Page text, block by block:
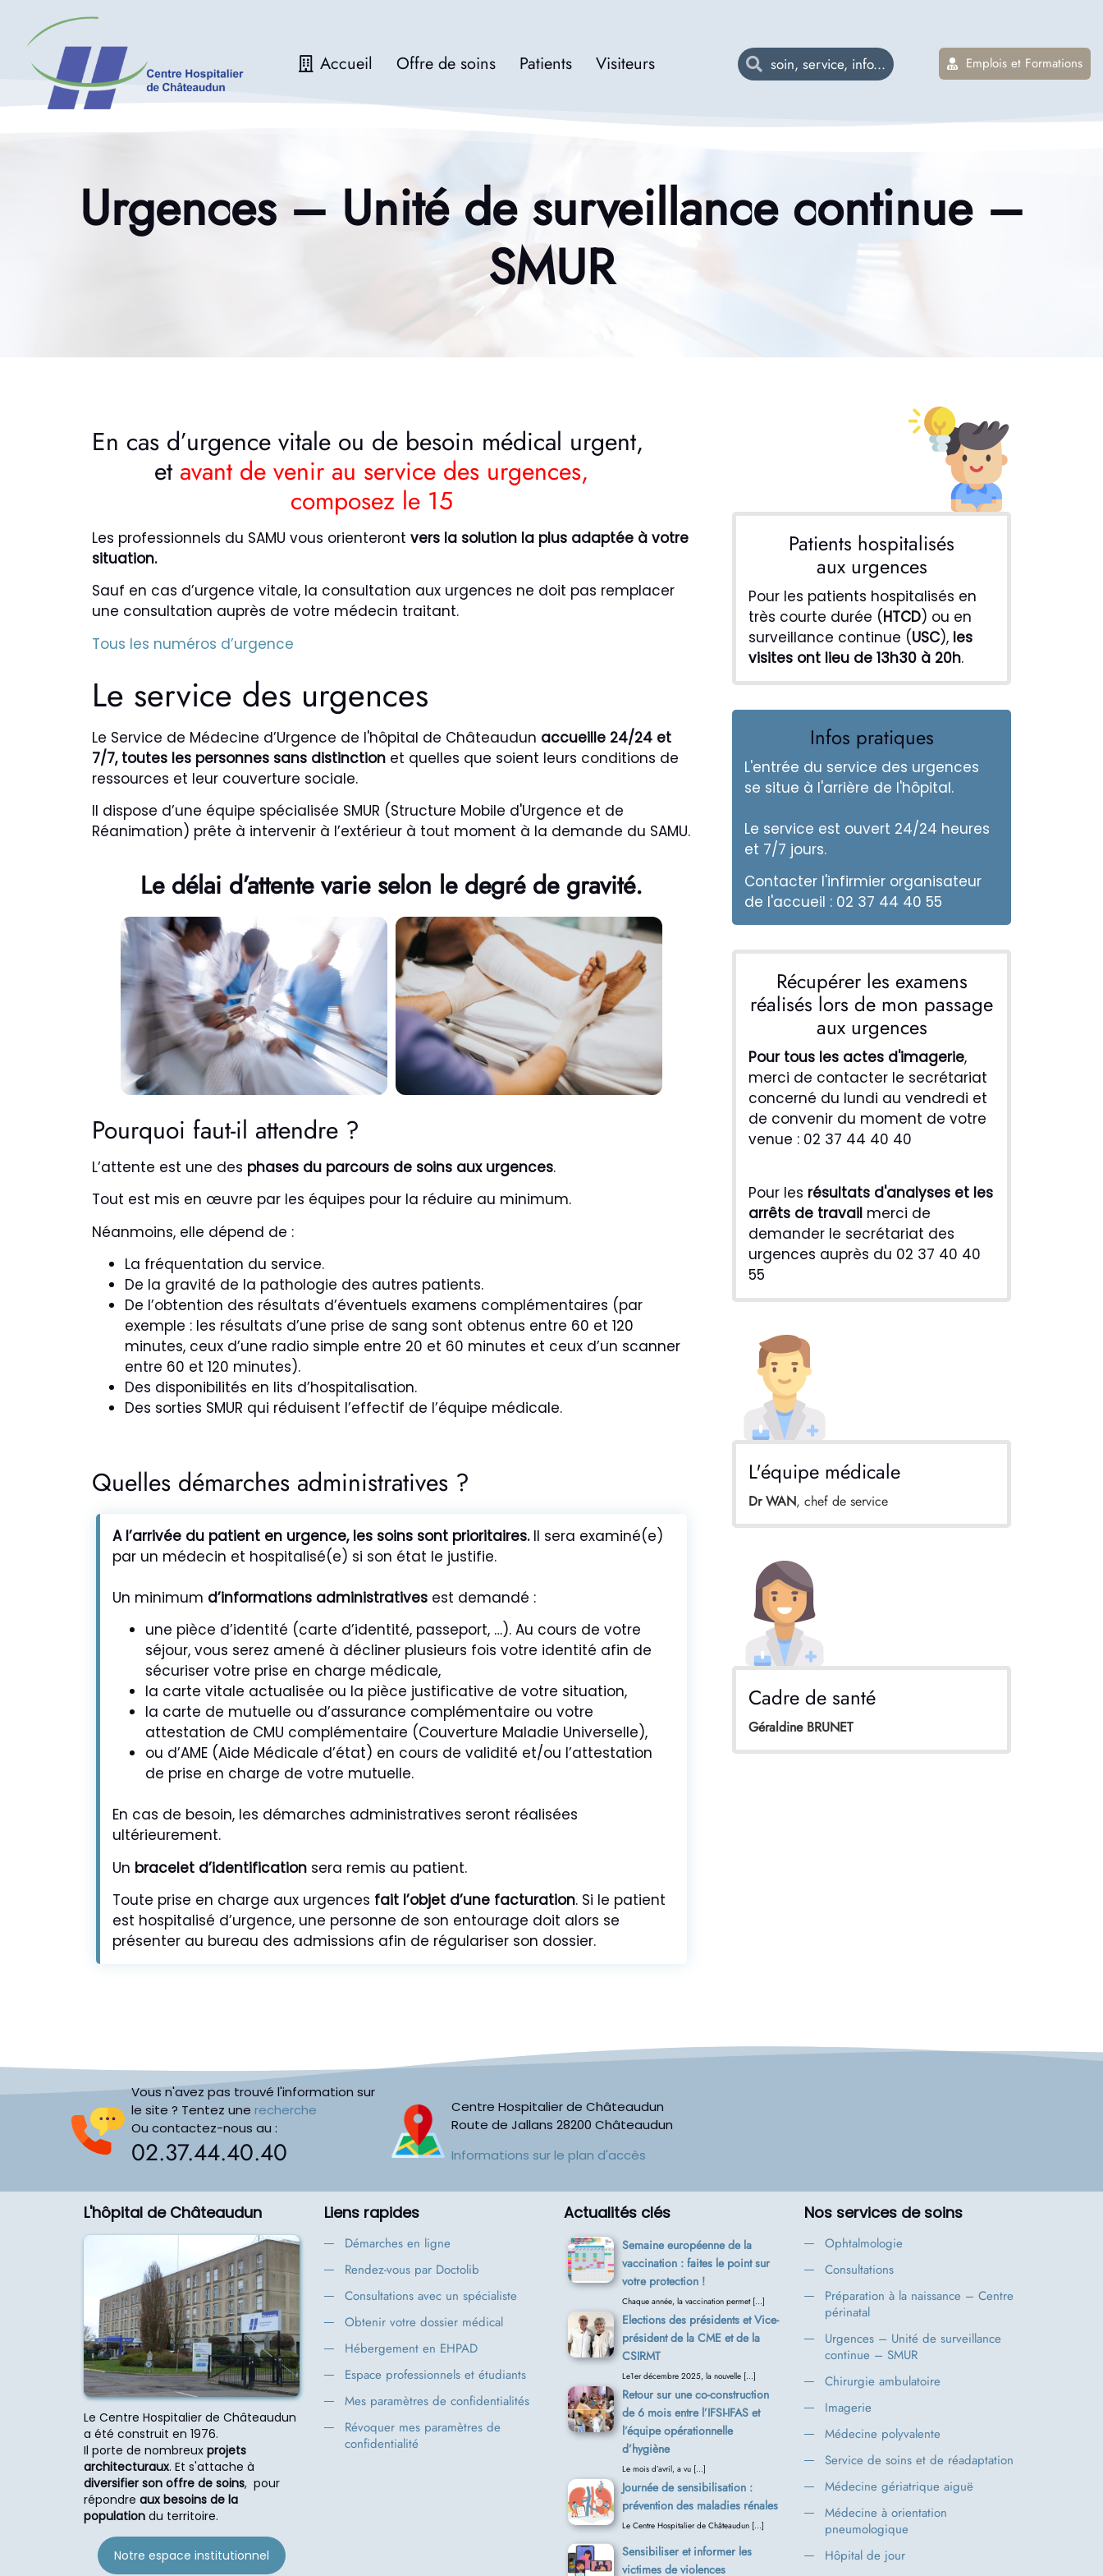
Accueil Offre de soins Patients Visiteurs Emplois et Formations
Urgences – Unité de surveillance continue –
SMUR
En cas d’urgence vitale ou de besoin médical urgent,
et avant de venir au service des urgences,
composez le 15
Les professionnels du SAMU vous orienteront vers la solution la plus adaptée à votre
situation.
Sauf en cas d’urgence vitale, la consultation aux urgences ne doit pas remplacer
une consultation auprès de votre médecin traitant.
Tous les numéros d’urgence
Le service des urgences
Le Service de Médecine d’Urgence de l'hôpital de Châteaudun accueille 24/24 et
7/7, toutes les personnes sans distinction et quelles que soient leurs conditions de
ressources et leur couverture sociale.
Il dispose d’une équipe spécialisée SMUR (Structure Mobile d'Urgence et de
Réanimation) prête à intervenir à l’extérieur à tout moment à la demande du SAMU.
Le délai d’attente varie selon le degré de gravité.
Pourquoi faut-il attendre ?
L’attente est une des phases du parcours de soins aux urgences.
Tout est mis en œuvre par les équipes pour la réduire au minimum.
Néanmoins, elle dépend de :
La fréquentation du service.
De la gravité de la pathologie des autres patients.
De l’obtention des résultats d’éventuels examens complémentaires (par
exemple : les résultats d’une prise de sang sont obtenus entre 60 et 120
minutes, ceux d’une radio simple entre 20 et 60 minutes et ceux d’un scanner
entre 60 et 120 minutes).
Des disponibilités en lits d’hospitalisation.
Des sorties SMUR qui réduisent l’effectif de l’équipe médicale.
Quelles démarches administratives ?
A l’arrivée du patient en urgence, les soins sont prioritaires.Il sera examiné(e)
par un médecin et hospitalisé(e) si son état le justifie.
Un minimum d’informations administratives est demandé :
une pièce d’identité (carte d’identité, passeport, …). Au cours de votre
séjour, vous serez amené à décliner plusieurs fois votre identité afin de
sécuriser votre prise en charge médicale,
la carte vitale actualisée ou la pièce justificative de votre situation,
la carte de mutuelle ou d’assurance complémentaire ou votre
attestation de CMU complémentaire (Couverture Maladie Universelle),
ou d’AME (Aide Médicale d’état) en cours de validité et/ou l’attestation
de prise en charge de votre mutuelle.
En cas de besoin, les démarches administratives seront réalisées
ultérieurement.
Un bracelet d’identification sera remis au patient.
Toute prise en charge aux urgences fait l’objet d’une facturation. Si le patient
est hospitalisé d’urgence, une personne de son entourage doit alors se
présenter au bureau des admissions afin de régulariser son dossier.
Patients hospitalisés
aux urgences
Pour les patients hospitalisés en
très courte durée (HTCD) ou en
surveillance continue (USC), les
visites ont lieu de 13h30 à 20h.
Infos pratiques
L'entrée du service des urgences
se situe à l'arrière de l'hôpital.
Le service est ouvert 24/24 heures
et 7/7 jours.
Contacter l'infirmier organisateur
de l'accueil : 02 37 44 40 55
Récupérer les examens
réalisés lors de mon passage
aux urgences
Pour tous les actes d'imagerie,
merci de contacter le secrétariat
concerné du lundi au vendredi et
de convenir du moment de votre
venue : 02 37 44 40 40
Pour les résultats d'analyses et les
arrêts de travail merci de
demander le secrétariat des
urgences auprès du 02 37 40 40
55
L'équipe médicale
Dr WAN, chef de service
Cadre de santé
Géraldine BRUNET
Vous n'avez pas trouvé l'information sur
le site ? Tentez une recherche
Ou contactez-nous au :
02.37.44.40.40
Centre Hospitalier de Châteaudun
Route de Jallans 28200 Châteaudun
Informations sur le plan d'accès
L'hôpital de Châteaudun
Le Centre Hospitalier de Châteaudun
a été construit en 1976.
Il porte de nombreux projets
architecturaux. Et s'attache à
diversifier son offre de soins, pour
répondre aux besoins de la
population du territoire.
Notre espace institutionnel
Liens rapides
Démarches en ligne
Rendez-vous par Doctolib
Consultations avec un spécialiste
Obtenir votre dossier médical
Hébergement en EHPAD
Espace professionnels et étudiants
Mes paramètres de confidentialités
Révoquer mes paramètres de
confidentialité
Actualités clés
Semaine européenne de la
vaccination : faites le point sur
votre protection !
Chaque année, la vaccination permet […]
Elections des présidents et Vice-
président de la CME et de la
CSIRMT
Le1er décembre 2025, la nouvelle […]
Retour sur une co-construction
de 6 mois entre l’IFSI-IFAS et
l’équipe opérationnelle
d’hygiène
Le mois d’avril, a vu […]
Journée de sensibilisation :
prévention des maladies rénales
Le Centre Hospitalier de Châteaudun […]
Sensibiliser et informer les
victimes de violences
Nos services de soins
Ophtalmologie
Consultations
Préparation à la naissance – Centre
périnatal
Urgences – Unité de surveillance
continue – SMUR
Chirurgie ambulatoire
Imagerie
Médecine polyvalente
Service de soins et de réadaptation
Médecine gériatrique aiguë
Médecine à orientation
pneumologique
Hôpital de jour